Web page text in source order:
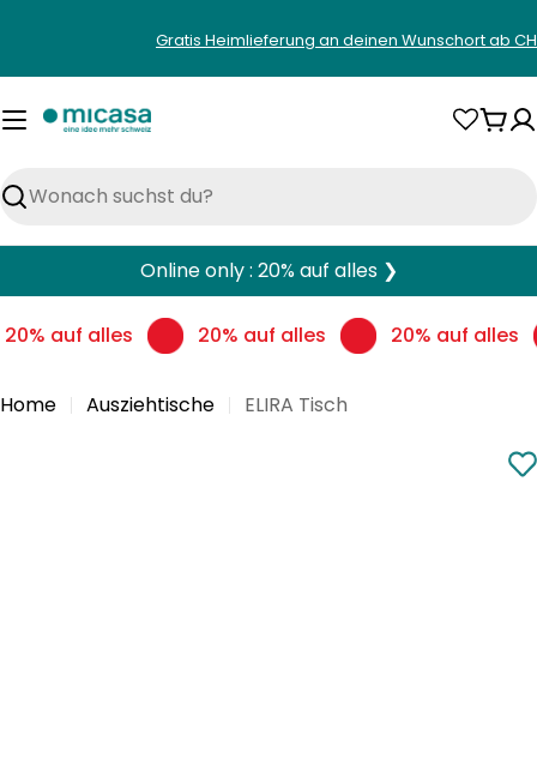
springen
Gratis Heimlieferung an deinen Wunschort ab
Suchen
Online only : 20% auf alles ❯
20% auf alles 20% auf alles 20% auf alles
Home Ausziehtische ELIRA Tisch